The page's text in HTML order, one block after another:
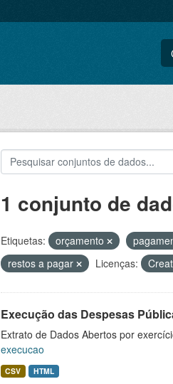
1 conjunto de
Etiquetas: orçamento
restos a pagar
Licenças:
Execução das Despesas
Extrato de Dados Abertos por
execucao
CSV HTML